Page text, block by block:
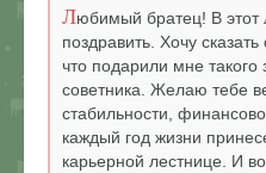
Любимый братец! В этот
поздравить. Хочу
что подарили мне такого
советника. Желаю тебе
стабильности,
каждый год жизни
карьерной лестнице. И